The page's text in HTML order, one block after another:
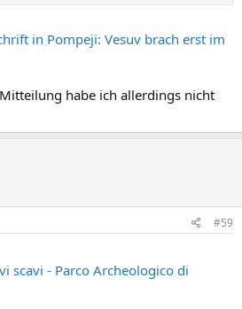
in Pompeji: Vesuv brach erst im
habe ich allerdings nicht
#59
scavi - Parco Archeologico di